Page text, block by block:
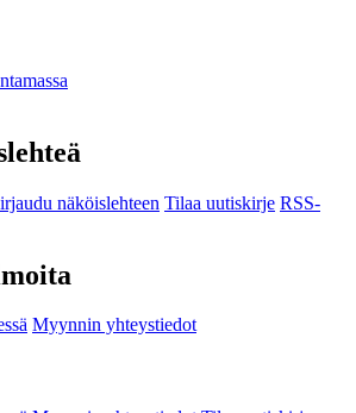
näköislehteen Tilaa uutiskirje RSS-
Myynnin yhteystiedot